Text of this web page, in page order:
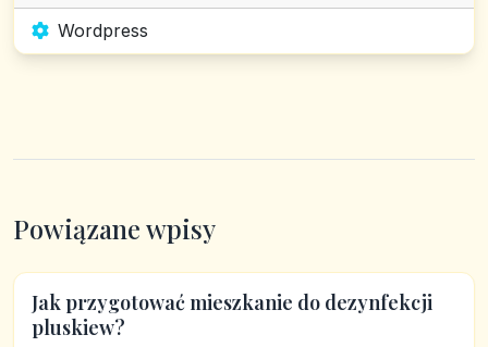
Wordpress
Powiązane wpisy
Jak przygotować mieszkanie do dezynfekcji
pluskiew?